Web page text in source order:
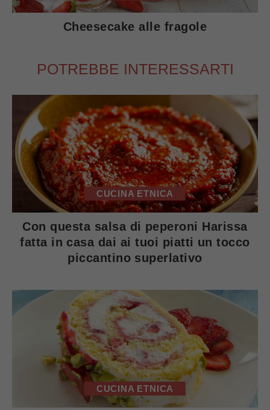
Cheesecake alle fragole
POTREBBE INTERESSARTI
CUCINA ETNICA
Con questa salsa di peperoni Harissa
fatta in casa dai ai tuoi piatti un tocco
piccantino superlativo
CUCINA ETNICA